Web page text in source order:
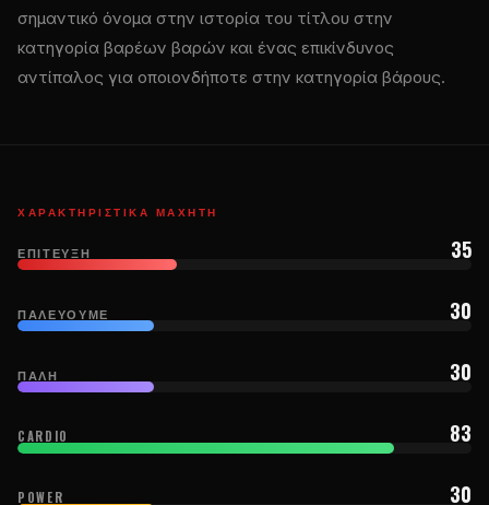
σημαντικό όνομα στην ιστορία του τίτλου στην
κατηγορία βαρέων βαρών και ένας επικίνδυνος
αντίπαλος για οποιονδήποτε στην κατηγορία βάρους.
ΧΑΡΑΚΤΗΡΙΣΤΙΚΆ ΜΑΧΗΤΉ
ΕΠΊΤΕΥΞΗ 35
ΠΑΛΕΎΟΥΜΕ 30
ΠΆΛΗ 30
CARDIO 83
POWER 30